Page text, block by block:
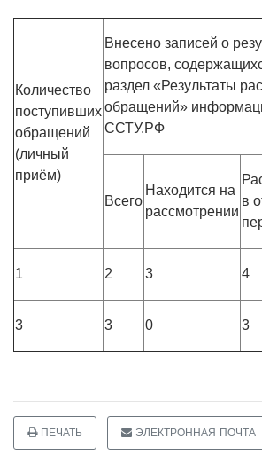
Количество
поступивших
обращений
(личный
приём)
Внесено записей о
вопросов,
раздел «Результаты
обращений»
ССТУ.РФ
Всего
Находится на
рассмотрении
в
1 2 3 4
3 3 0 3
ПЕЧАТЬ ЭЛЕКТРОННАЯ ПОЧТА